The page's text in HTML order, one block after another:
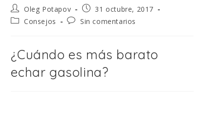
Oleg Potapov
31 octubre, 2017
Consejos
Sin comentarios
¿Cuándo es más barato
echar gasolina?